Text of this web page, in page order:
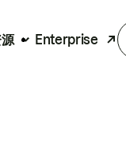
Enterprise